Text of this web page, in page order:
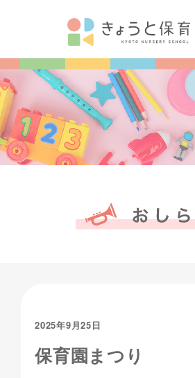
2025年9月25日
保育園まつり